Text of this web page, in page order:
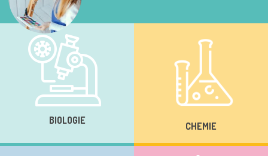
BIOLOGIE CHEMIE